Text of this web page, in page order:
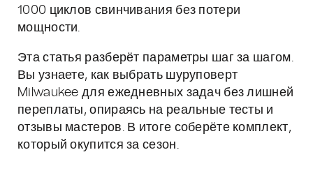
1000 циклов свинчивания без потери
мощности.
Эта статья разберёт параметры шаг за шагом.
Вы узнаете, как выбрать шуруповерт
Milwaukee для ежедневных задач без лишней
переплаты, опираясь на реальные тесты и
отзывы мастеров. В итоге соберёте комплект,
который окупится за сезон.